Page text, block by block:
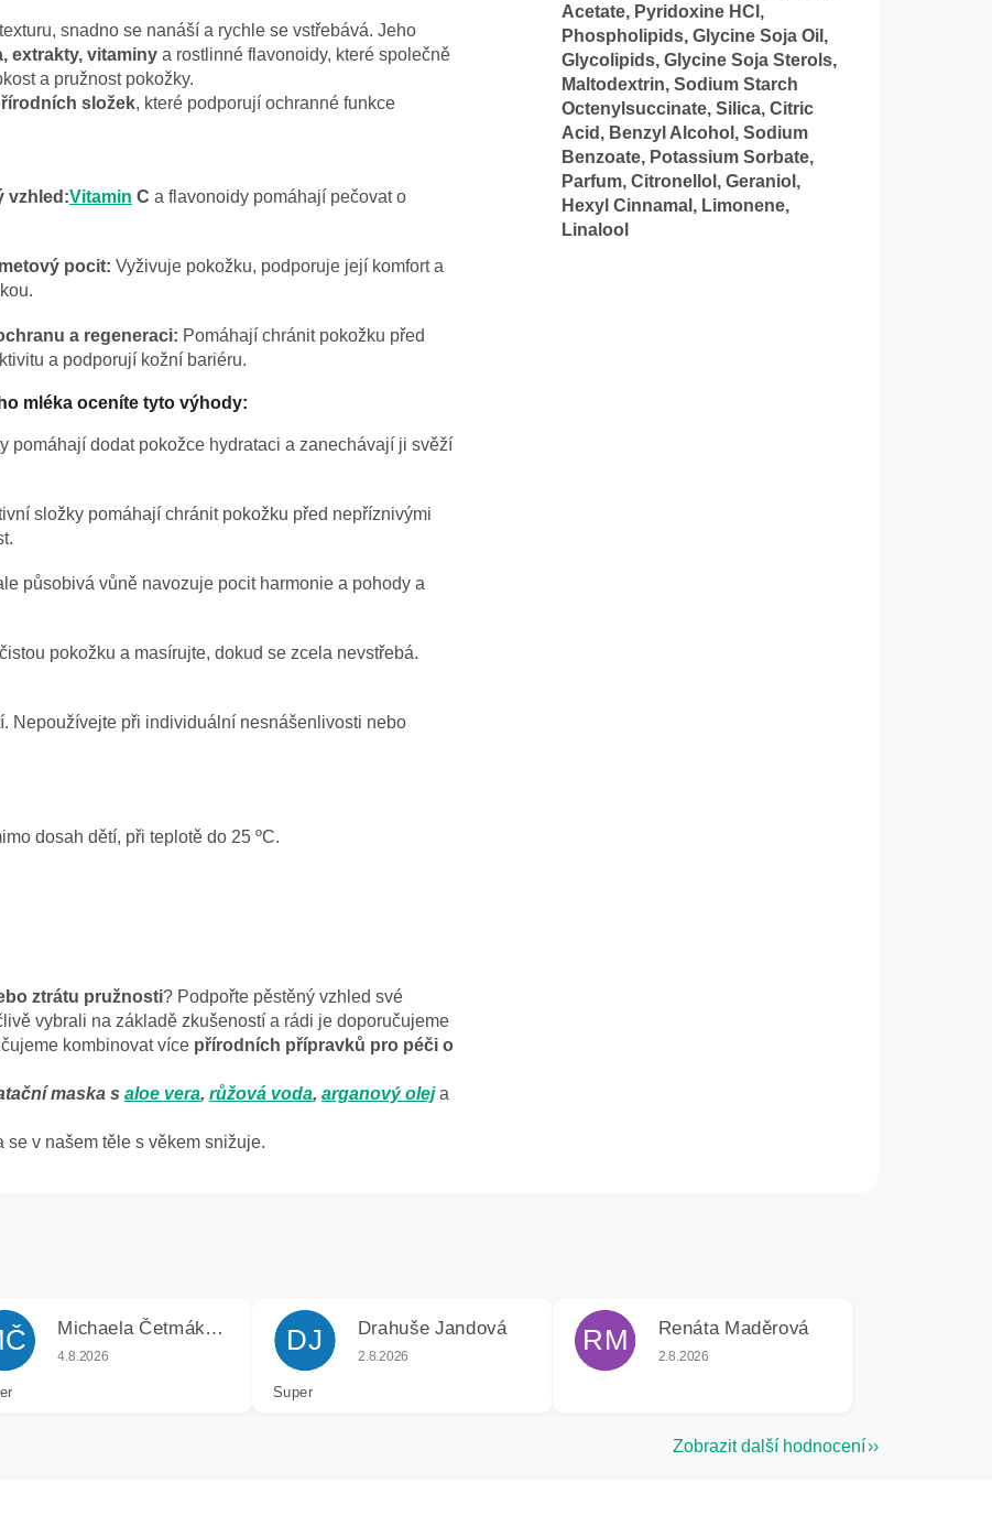
snadno se nanáší a rychle se vstřebává. Jeho
extrakty, vitaminy a rostlinné flavonoidy, které společně
a pružnost pokožky.
složek, které podporují ochranné funkce
vzhled:Vitamin C a flavonoidy pomáhají pečovat o
pocit: Vyživuje pokožku, podporuje její komfort a
a regeneraci: Pomáhají chránit pokožku před
a podporují kožní bariéru.
mléka oceníte tyto výhody:
pomáhají dodat pokožce hydrataci a zanechávají ji svěží
složky pomáhají chránit pokožku před nepříznivými
působivá vůně navozuje pocit harmonie a pohody a
pokožku a masírujte, dokud se zcela nevstřebá.
Nepoužívejte při individuální nesnášenlivosti nebo
dosah dětí, při teplotě do 25 ºC.
ztrátu pružnosti? Podpořte pěstěný vzhled své
vybrali na základě zkušeností a rádi je doporučujeme
kombinovat více přírodních přípravků pro péči o
maska s aloe vera, růžová voda, arganový oleja
se v našem těle s věkem snižuje.
Acetate, Pyridoxine HCl,
Phospholipids, Glycine Soja Oil,
Glycolipids, Glycine Soja Sterols,
Maltodextrin, Sodium Starch
Octenylsuccinate, Silica, Citric
Acid, Benzyl Alcohol, Sodium
Benzoate, Potassium Sorbate,
Parfum, Citronellol, Geraniol,
Hexyl Cinnamal, Limonene,
Linalool
Michaela Četmáková
Hodnocení obchodu je 5 z 5 hvězdiček.
4.8.2026 DJ Drahuše Jandová
Hodnocení obchodu je 5 z 5 hvězdiček.
2.8.2026
Super
RM Renáta Maděrová
Hodnocení obchodu je 5 z 5 hvězdiček.
2.8.2026
Zobrazit další hodnocení